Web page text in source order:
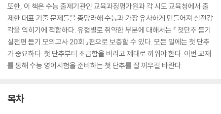
또한, 이 책은 수능 출제기관인 교육과정평가원과 각 시도 교육청에서 출
제한 대표 기출 문제들을 총망라해 수능과 가장 유사하게 만들어져 실전감
각을 익히기에 적합하다. 유형별로 취약한 부분에 대해서는 『 첫단추 듣기
실전편 듣기 모의고사 20회 』편으로 보충할 수 있다. 모든 일에는 첫 단추
가 중요하다. 첫 단추부터 조급함을 버리고 제대로 끼워야 한다. 이번 교재
를 통해 수능 영어시험을 준비하는 첫 단추를 잘 끼우길 바란다.
목차